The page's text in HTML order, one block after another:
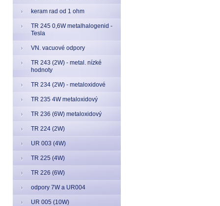
keram rad od 1 ohm
TR 245 0,6W metalhalogenid -
Tesla
VN. vacuové odpory
TR 243 (2W) - metal. nízké
hodnoty
TR 234 (2W) - metaloxidové
TR 235 4W metaloxidový
TR 236 (6W) metaloxidový
TR 224 (2W)
UR 003 (4W)
TR 225 (4W)
TR 226 (6W)
odpory 7W a UR004
UR 005 (10W)